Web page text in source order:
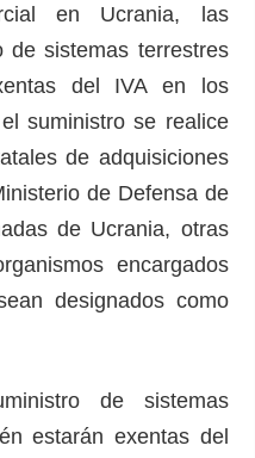
en Ucrania, las
de sistemas terrestres
del IVA en los
suministro se realice
de adquisiciones
de Defensa de
de Ucrania, otras
encargados
designados como
de sistemas
estarán exentas del